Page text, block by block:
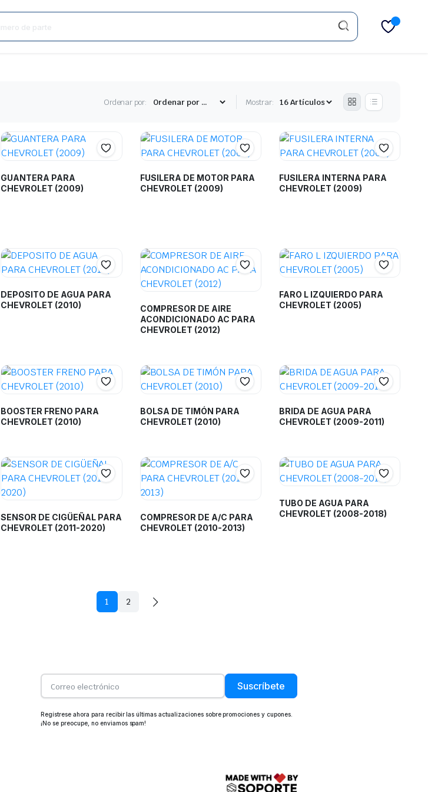
Ordenar por: Mostrar:
GUANTERA PARA
CHEVROLET (2009)
FUSILERA DE MOTOR PARA
CHEVROLET (2009)
FUSILERA INTERNA PARA
CHEVROLET (2009)
DEPOSITO DE AGUA PARA
CHEVROLET (2010)
COMPRESOR DE AIRE
ACONDICIONADO AC PARA
CHEVROLET (2012)
FARO L IZQUIERDO PARA
CHEVROLET (2005)
BOOSTER FRENO PARA
CHEVROLET (2010)
BOLSA DE TIMÓN PARA
CHEVROLET (2010)
BRIDA DE AGUA PARA
CHEVROLET (2009-2011)
SENSOR DE CIGÜEÑAL PARA
CHEVROLET (2011-2020)
COMPRESOR DE A/C PARA
CHEVROLET (2010-2013)
TUBO DE AGUA PARA
CHEVROLET (2008-2018)
1 2
Suscríbete
Regístrese ahora para recibir las últimas actualizaciones sobre promociones y cupones.
¡No se preocupe, no enviamos spam!